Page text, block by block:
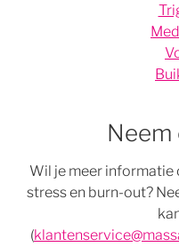
Wil je meer informatie
stress en burn-out?
(